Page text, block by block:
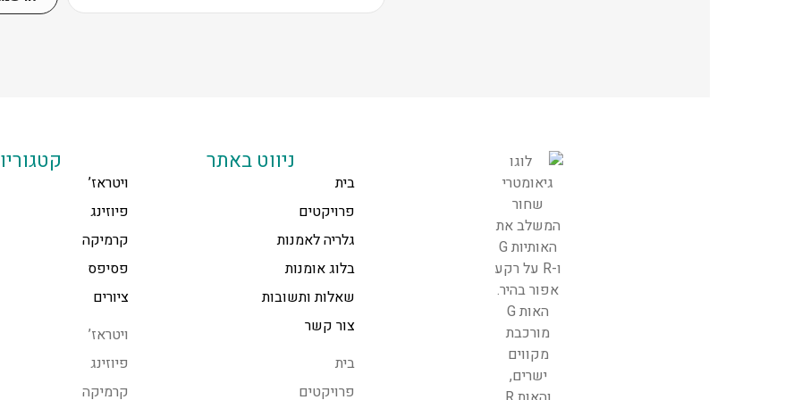
ניווט באתר
בית
פרויקטים
גלריה לאמנות
בלוג אומנות
שאלות ותשובות
צור קשר
בית
פרויקטים
ויטראז’
פיוזינג
קרמיקה
פסיפס
ציורים
ויטראז’
פיוזינג
קרמיקה